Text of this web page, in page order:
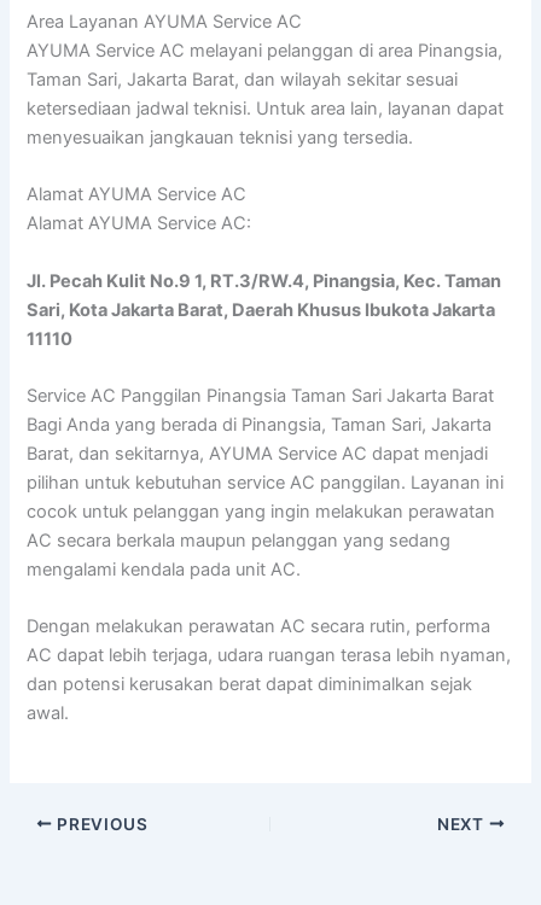
Area Layanan AYUMA Service AC
AYUMA Service AC melayani pelanggan di area Pinangsia,
Taman Sari, Jakarta Barat, dan wilayah sekitar sesuai
ketersediaan jadwal teknisi. Untuk area lain, layanan dapat
menyesuaikan jangkauan teknisi yang tersedia.
Alamat AYUMA Service AC
Alamat AYUMA Service AC:
Jl. Pecah Kulit No.9 1, RT.3/RW.4, Pinangsia, Kec. Taman
Sari, Kota Jakarta Barat, Daerah Khusus Ibukota Jakarta
11110
Service AC Panggilan Pinangsia Taman Sari Jakarta Barat
Bagi Anda yang berada di Pinangsia, Taman Sari, Jakarta
Barat, dan sekitarnya, AYUMA Service AC dapat menjadi
pilihan untuk kebutuhan service AC panggilan. Layanan ini
cocok untuk pelanggan yang ingin melakukan perawatan
AC secara berkala maupun pelanggan yang sedang
mengalami kendala pada unit AC.
Dengan melakukan perawatan AC secara rutin, performa
AC dapat lebih terjaga, udara ruangan terasa lebih nyaman,
dan potensi kerusakan berat dapat diminimalkan sejak
awal.
PREVIOUS NEXT